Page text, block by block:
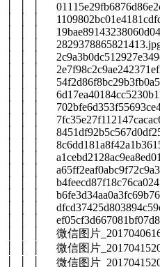
│ │ │
│ │ │
│ │ │
│ │ │
│ │ │
│ │ │
│ │ │
│ │ │
│ │ │
│ │ │
│ │ │
│ │ │
│ │ │
│ │ │
│ │ │
│ │ │
│ │ │
│ │ │
│ │ │ 微信图片
│ │ │ 微信图片
│ │ │ 微信图片